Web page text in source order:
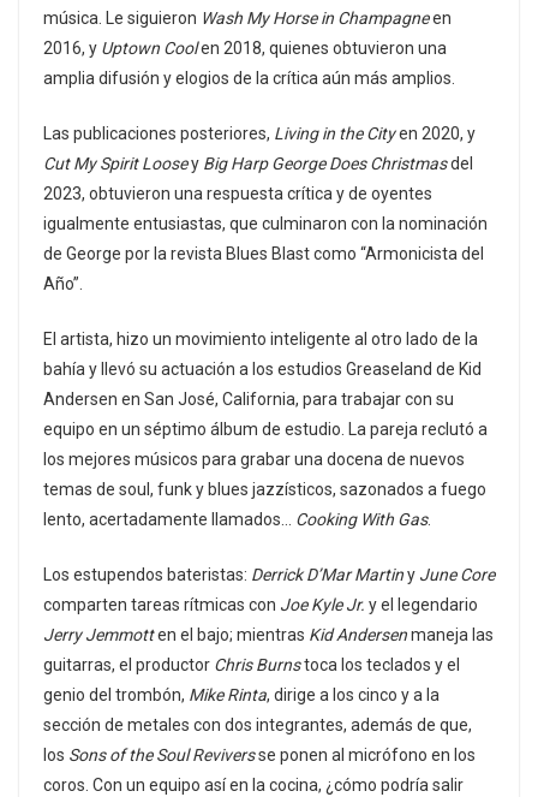
música. Le siguieron Wash My Horse in Champagneen
2016, y Uptown Coolen 2018, quienes obtuvieron una
amplia difusión y elogios de la crítica aún más amplios.
Las publicaciones posteriores, Living in the Cityen 2020, y
Cut My Spirit Loosey Big Harp George Does Christmasdel
2023, obtuvieron una respuesta crítica y de oyentes
igualmente entusiastas, que culminaron con la nominación
de George por la revista Blues Blast como “Armonicista del
Año”.
El artista, hizo un movimiento inteligente al otro lado de la
bahía y llevó su actuación a los estudios Greaseland de Kid
Andersen en San José, California, para trabajar con su
equipo en un séptimo álbum de estudio. La pareja reclutó a
los mejores músicos para grabar una docena de nuevos
temas de soul, funk y blues jazzísticos, sazonados a fuego
lento, acertadamente llamados… Cooking With Gas.
Los estupendos bateristas: Derrick D’Mar Martiny June Core
comparten tareas rítmicas con Joe Kyle Jr. y el legendario
Jerry Jemmotten el bajo; mientras Kid Andersenmaneja las
guitarras, el productor Chris Burnstoca los teclados y el
genio del trombón, Mike Rinta, dirige a los cinco y a la
sección de metales con dos integrantes, además de que,
los Sons of the Soul Reviversse ponen al micrófono en los
coros. Con un equipo así en la cocina, ¿cómo podría salir